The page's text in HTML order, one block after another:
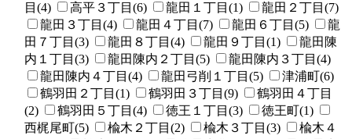
目(4)
高平３丁目(6) 龍田１丁目(1)
龍田２丁目(7)
龍田３丁目(4)
龍田４丁目(7) 龍田６丁目(5)
龍
田７丁目(3)
龍田８丁目(4) 龍田９丁目(1)
龍田陳
内１丁目(3)
龍田陳内２丁目(5)
龍田陳内３丁目(4)
龍田陳内４丁目(4)
龍田弓削１丁目(5)
津浦町(6)
鶴羽田２丁目(1)
鶴羽田３丁目(9)
鶴羽田４丁目
(2)
鶴羽田５丁目(4) 徳王１丁目(3)
徳王町(1)
西梶尾町(5)
楡木２丁目(2) 楡木３丁目(3)
楡木４